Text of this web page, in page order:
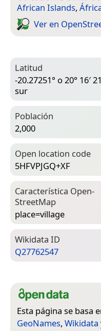
African Islands,
Ver en
Latitud
-20.27251° o 20° 16′
sur
Población
2,000
Open location code
5HFVPJGQ+XF
Característica Open­
Street­Map
place=­village
Wiki­data ID
Q27762547
Esta página se basa
GeoNames, Wikidata